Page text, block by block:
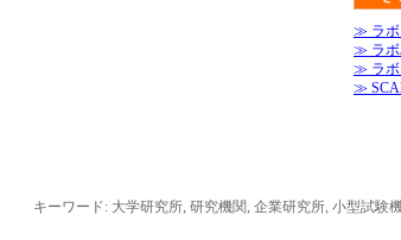
≫ ラボ
≫ ラボ
≫ ラボ
≫
キーワード: 大学研究所, 研究機関, 企業研究所, 小型試